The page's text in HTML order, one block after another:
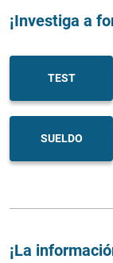
¡Investiga a
TEST
SUELDO
¡La